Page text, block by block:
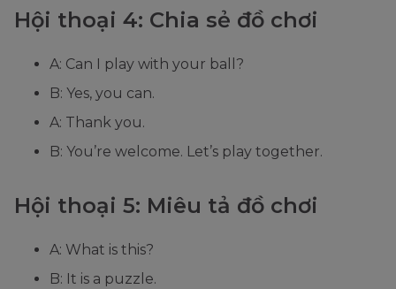
Hội thoại 4: Chia sẻ đồ chơi
A: Can I play with your ball?
B: Yes, you can.
A: Thank you.
B: You’re welcome. Let’s play together.
Hội thoại 5: Miêu tả đồ chơi
A: What is this?
B: It is a puzzle.